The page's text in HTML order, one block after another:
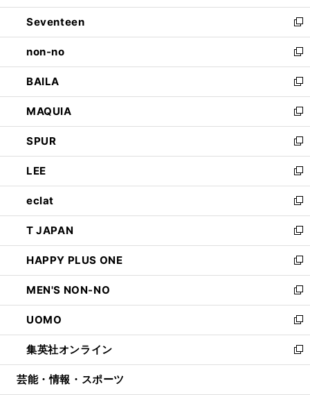
開
く
ウ
で
開
く
ン
ド
ウ
で
開
く
Seventeen
新
し
い
ウ
ィ
ン
ド
ウ
で
開
く
non-no
新
し
い
ウ
ィ
ン
ド
ウ
で
開
く
BAILA
新
し
い
ウ
ィ
ン
ド
ウ
で
開
く
MAQUIA
新
し
い
ウ
ィ
ン
ド
ウ
で
開
く
SPUR
新
し
い
ウ
ィ
ン
ド
ウ
で
開
く
LEE
新
し
い
ウ
ィ
ン
ド
ウ
で
開
く
eclat
新
し
い
ウ
ィ
ン
ド
ウ
で
開
く
T JAPAN
新
し
い
ウ
ィ
ン
ド
ウ
で
開
HAPPY PLUS ONE
新
し
い
ウ
ィ
ン
ド
ウ
開
MEN'S NON-NO
新
し
い
ウ
ィ
ン
ウ
UOMO
新
し
い
ウ
ン
集英社オンライン
新
し
ウ
芸能・情報・スポーツ